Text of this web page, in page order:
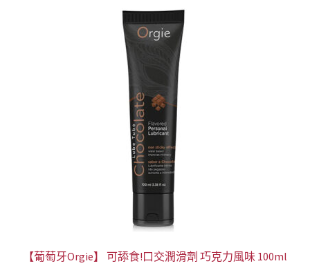
【葡萄牙Orgie】 可舔食!口交潤滑劑 巧克力風味 100ml